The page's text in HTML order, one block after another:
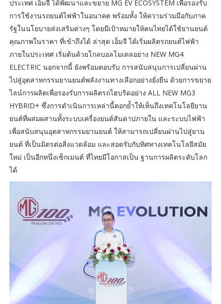
ประเทศ เอ็มจี ได้พัฒนาและขยาย MG EV ECOSYSTEM เพื่อรองรับ
การใช้งานรถยนต์ไฟฟ้าในอนาคต พร้อมทั้ง ให้ความร่วมมือกับภาค
รัฐในนโยบายส่งเสริมต่างๆ โดยมีเป้าหมายให้คนไทยได้ใช้ยานยนต์
คุณภาพในราคา ที่เข้าถึงได้ ล่าสุด เอ็มจี ได้เริ่มผลิตรถยนต์ไฟฟ้า
ภายในประเทศ เริ่มต้นด้วยโกลบอลโมเดลอย่าง NEW MG4
ELECTRIC นอกจากนี้ ยังพร้อมตอบรับ การสนับสนุนการเปลี่ยนผ่าน
ไปสู่อุตสาหกรรมยานยนต์พลังงานทางเลือกอย่างยั่งยืน ด้วยการขยาย
ไลน์การผลิตเพื่อรองรับการผลิตรถไฮบริดอย่าง ALL NEW MG3
HYBRID+ ซึ่งการดำเนินการเหล่านี้ตอกย้ำให้เห็นถึงเทคโนโลยียาน
ยนต์ที่ผสมผสานทั้งระบบเครื่องยนต์สันดาปภายใน และระบบไฟฟ้า
เพื่อสนับสนุนอุตสาหกรรมยานยนต์ ให้สามารถเปลี่ยนผ่านไปสู่ยาน
ยนต์ ที่เป็นมิตรต่อสิ่งแวดล้อม และสอดรับกับทิศทางเทคโนโลยีสมัย
ใหม่ เป็นอีกหนึ่งเซ็กเมนต์ ที่ไทยมีโอกาสเป็น ฐานการผลิตระดับโลก
ได้